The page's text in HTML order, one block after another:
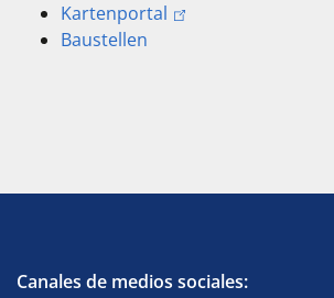
Kartenportal
Baustellen
Canales de medios sociales: